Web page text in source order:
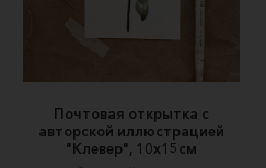
Почтовая открытка с
авторской иллюстрацией
"Клевер", 10х15см